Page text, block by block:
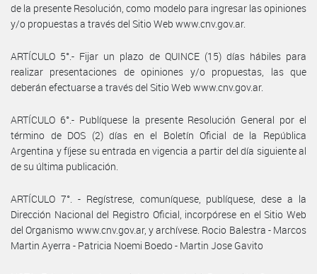
de la presente Resolución, como modelo para ingresar las opiniones
y/o propuestas a través del Sitio Web www.cnv.gov.ar.
ARTÍCULO 5°.- Fijar un plazo de QUINCE (15) días hábiles para
realizar presentaciones de opiniones y/o propuestas, las que
deberán efectuarse a través del Sitio Web www.cnv.gov.ar.
ARTÍCULO 6°.- Publíquese la presente Resolución General por el
término de DOS (2) días en el Boletín Oficial de la República
Argentina y fíjese su entrada en vigencia a partir del día siguiente al
de su última publicación.
ARTÍCULO 7°. - Regístrese, comuníquese, publíquese, dese a la
Dirección Nacional del Registro Oficial, incorpórese en el Sitio Web
del Organismo www.cnv.gov.ar, y archívese. Rocio Balestra - Marcos
Martin Ayerra - Patricia Noemi Boedo - Martin Jose Gavito